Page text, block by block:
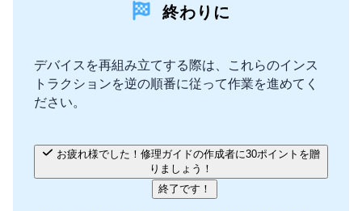
キャンセル コメントを投稿
終わりに
デバイスを再組み立てする際は、これらのインス
トラクションを逆の順番に従って作業を進めてく
ださい。
りましょう！
終了です！